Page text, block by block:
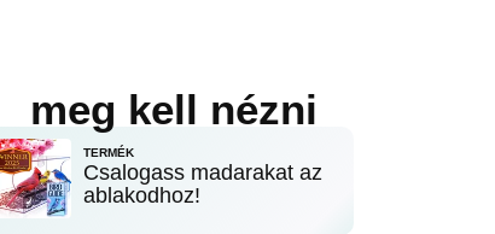
meg kell nézni
TERMÉK
Csalogass madarakat az
ablakodhoz!